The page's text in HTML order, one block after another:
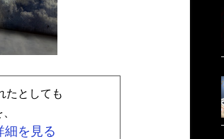
たとしても
を見る